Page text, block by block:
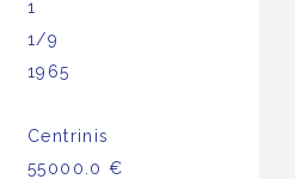
1
1/9
1965
Centrinis
55000.0 €